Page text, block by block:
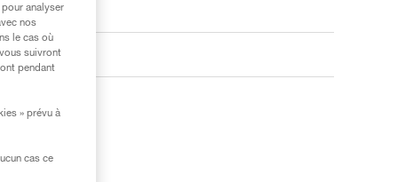
analyser
nos
le cas où
suivront
pendant
» prévu à
cas ce